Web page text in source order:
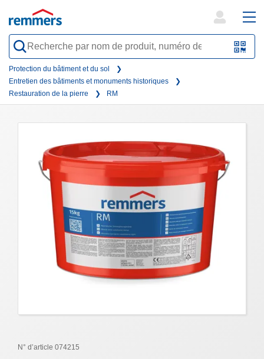
QR-
search
form
Protection du bâtiment et du sol
Entretien des bâtiments et monuments historiques
Restauration de la pierre
RM
N° d’article 074215